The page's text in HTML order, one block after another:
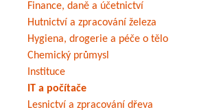
Finance, daně a účetnictví
Hutnictví a zpracování železa
Hygiena, drogerie a péče o tělo
Chemický průmysl
Instituce
IT a počítače
Lesnictví a zpracování dřeva